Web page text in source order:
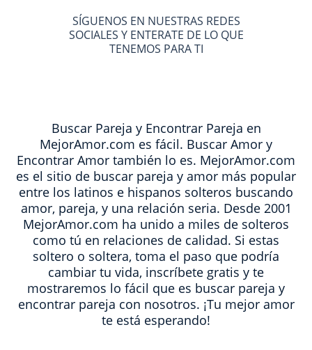
SÍGUENOS EN NUESTRAS REDES
SOCIALES Y ENTERATE DE LO QUE
TENEMOS PARA TI
Buscar Pareja y Encontrar Pareja en
MejorAmor.com es fácil. Buscar Amor y
Encontrar Amor también lo es. MejorAmor.com
es el sitio de buscar pareja y amor más popular
entre los latinos e hispanos solteros buscando
amor, pareja, y una relación seria. Desde 2001
MejorAmor.com ha unido a miles de solteros
como tú en relaciones de calidad. Si estas
soltero o soltera, toma el paso que podría
cambiar tu vida, inscríbete gratis y te
mostraremos lo fácil que es buscar pareja y
encontrar pareja con nosotros. ¡Tu mejor amor
te está esperando!